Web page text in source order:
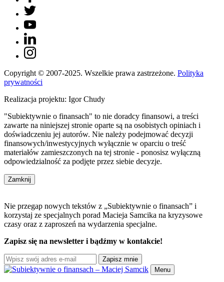
Copyright © 2007-2025. Wszelkie prawa zastrzeżone. Polityka
prywatności
Realizacja projektu: Igor Chudy
"Subiektywnie o finansach" to nie doradcy finansowi, a treści
zawarte na niniejszej stronie oparte są na osobistych opiniach i
doświadczeniu jej autorów. Nie należy podejmować decyzji
finansowych/inwestycyjnych wyłącznie w oparciu o treść
materiałów zamieszczonych na tej stronie - ponosisz wyłączną
odpowiedzialność za podjęte przez siebie decyzje.
Zamknij
Nie przegap nowych tekstów z „Subiektywnie o finansach” i
korzystaj ze specjalnych porad Macieja Samcika na kryzysowe
czasy oraz z zaproszeń na wydarzenia specjalne.
Zapisz się na newsletter i bądźmy w kontakcie!
Zapisz mnie
Menu